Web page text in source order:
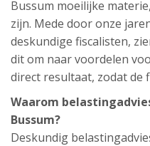
Bussum moeilijke
zijn. Mede door onze
deskundige fiscalisten,
dit om naar voordelen
direct resultaat, zodat de
Waarom
Bussum?
Deskundig